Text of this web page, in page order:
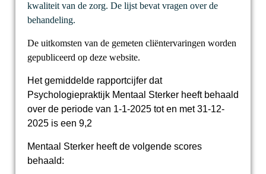
kwaliteit van de zorg. De lijst bevat vragen over de
behandeling.
De uitkomsten van de gemeten cliëntervaringen worden
gepubliceerd op deze website.
Het gemiddelde rapportcijfer dat
Psychologiepraktijk Mentaal Sterker heeft behaald
over de periode van 1-1-2025 tot en met 31-12-
2025 is een 9,2
Mentaal Sterker heeft de volgende scores
behaald: